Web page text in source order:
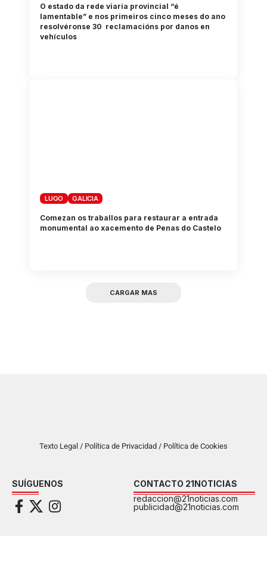
O estado da rede viaria provincial “é
lamentable” e nos primeiros cinco meses do ano
resolvéronse 30 reclamacións por danos en
vehículos
LUGO GALICIA
Comezan os traballos para restaurar a entrada
monumental ao xacemento de Penas do Castelo
CARGAR MAS
Texto Legal / Política de Privacidad / Política de Cookies
SUÍGUENOS
CONTACTO 21NOTICIAS
redaccion@21noticias.com
publicidad@21noticias.com